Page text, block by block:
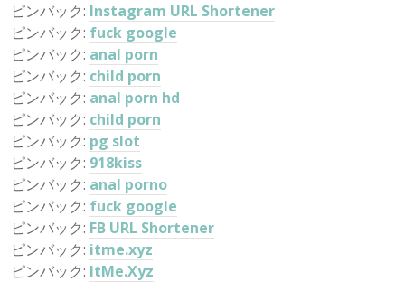
ピンバック: Instagram URL Shortener
ピンバック: fuck google
ピンバック: anal porn
ピンバック: child porn
ピンバック: anal porn hd
ピンバック: child porn
ピンバック: pg slot
ピンバック: 918kiss
ピンバック: anal porno
ピンバック: fuck google
ピンバック: FB URL Shortener
ピンバック: itme.xyz
ピンバック: ItMe.Xyz